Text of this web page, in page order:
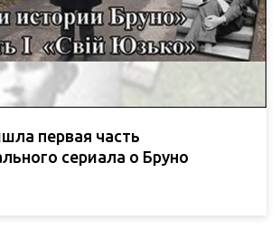
первая часть
сериала о Бруно